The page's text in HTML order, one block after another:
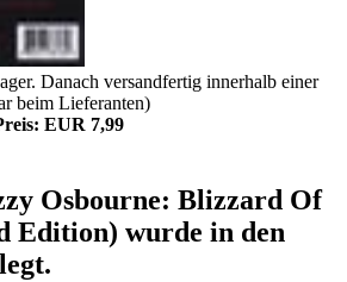
Danach versandfertig innerhalb einer
beim Lieferanten)
EUR 7,99
Osbourne: Blizzard Of
Edition) wurde in den